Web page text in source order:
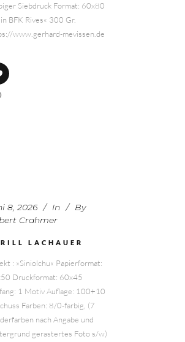
Siebdruck Format: 60x80
BFK Rives« 300 Gr.
www.gerhard-mevissen.de
8, 2026 In
By
Crahmer
LACHAUER
: »Siniolchu« Papierformat:
Druckformat: 60x45
1 Motiv Auflage: 100+10
Farben: 8/0-farbig, (7
nach Angabe und
gerastertes Foto s/w)